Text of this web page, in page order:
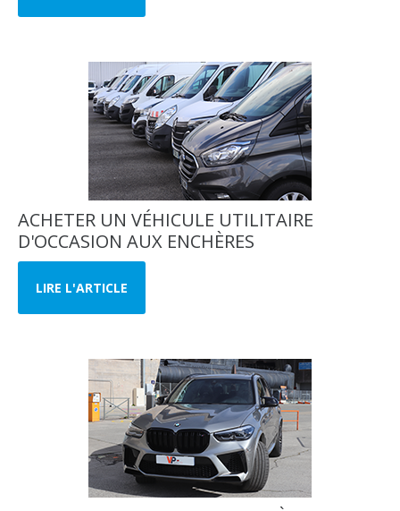
ACHETER UN VÉHICULE UTILITAIRE
D'OCCASION AUX ENCHÈRES
LIRE L'ARTICLE